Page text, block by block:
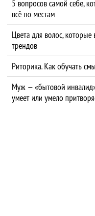
5 вопросов самой себе,
всё по местам
Цвета для волос,
трендов
Риторика. Как обучать
Муж — «бытовой
умеет или умело